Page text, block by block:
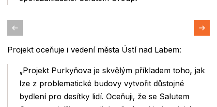
Projekt oceňuje i vedení města Ústí nad Labem:
„Projekt Purkyňova je skvělým příkladem toho, jak
lze z problematické budovy vytvořit důstojné
bydlení pro desítky lidí. Oceňuji, že se Salutem